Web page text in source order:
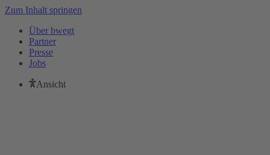
Zum Inhalt springen
Über bwegt
Partner
Presse
Jobs
Ansicht